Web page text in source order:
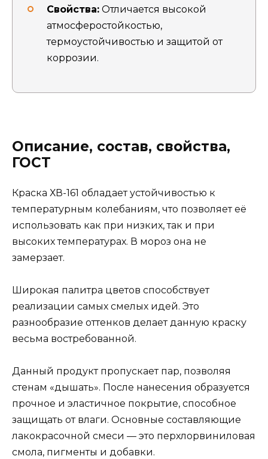
Свойства: Отличается высокой
атмосферостойкостью,
термоустойчивостью и защитой от
коррозии.
Описание, состав, свойства,
ГОСТ
Краска ХВ-161 обладает устойчивостью к
температурным колебаниям, что позволяет её
использовать как при низких, так и при
высоких температурах. В мороз она не
замерзает.
Широкая палитра цветов способствует
реализации самых смелых идей. Это
разнообразие оттенков делает данную краску
весьма востребованной.
Данный продукт пропускает пар, позволяя
стенам «дышать». После нанесения образуется
прочное и эластичное покрытие, способное
защищать от влаги. Основные составляющие
лакокрасочной смеси — это перхлорвиниловая
смола, пигменты и добавки.